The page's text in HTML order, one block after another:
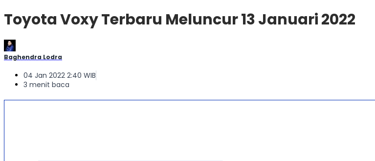
Toyota Voxy Terbaru Meluncur 13 Januari 2022
Baghendra Lodra
04 Jan 2022 2:40 WIB
3 menit baca